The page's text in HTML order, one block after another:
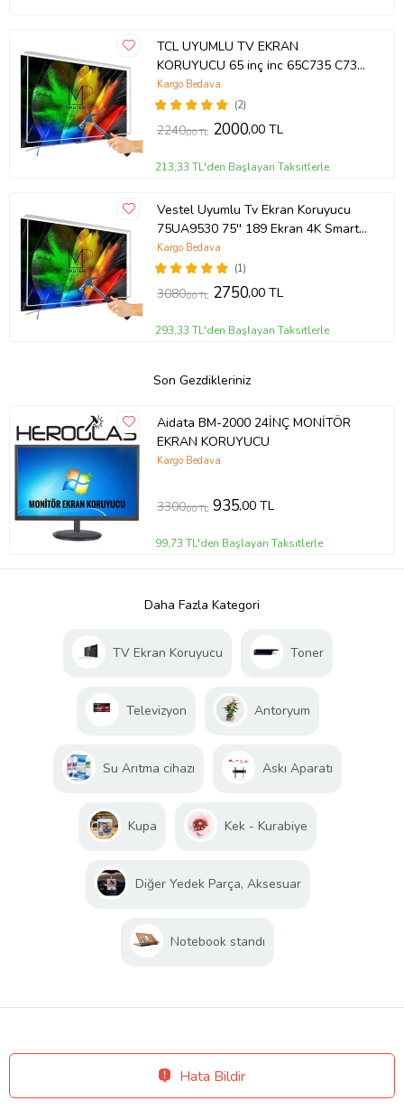
TCL UYUMLU TV EKRAN
KORUYUCU 65 inç inc 65C735 C735
TCL QLED 4K TV
(2)
Kargo Bedava
2240,00 TL 2000,00 TL
213,33 TL'den Başlayan Taksitlerle
Vestel Uyumlu Tv Ekran Koruyucu
75UA9530 75'' 189 Ekran 4K Smart
Android TV
(1)
Kargo Bedava
3080,00 TL 2750,00 TL
293,33 TL'den Başlayan Taksitlerle
Son Gezdikleriniz
Aidata BM-2000 24İNÇ MONİTÖR
EKRAN KORUYUCU
Kargo Bedava
3300,00 TL 935,00 TL
99,73 TL'den Başlayan Taksitlerle
Daha Fazla Kategori
TV Ekran Koruyucu Toner
Televizyon Antoryum
Su Arıtma cihazı Askı Aparatı
Kupa Kek - Kurabiye
Diğer Yedek Parça, Aksesuar
Notebook standı
Hata Bildir